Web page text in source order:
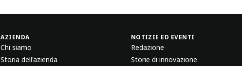
AZIENDA
Chi siamo
Storia dell'azienda
NOTIZIE ED EVENTI
Redazione
Storie di innovazione